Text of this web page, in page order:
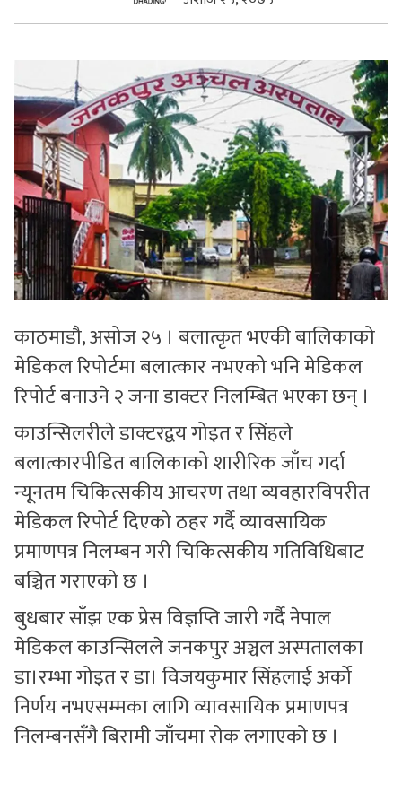
सुचनाहरु
भिडियो
काठमाडौ, असोज २५ । बलात्कृत भएकी बालिकाको
मेडिकल रिपोर्टमा बलात्कार नभएको भनि मेडिकल
रिपोर्ट बनाउने २ जना डाक्टर निलम्बित भएका छन् ।
काउन्सिलरीले डाक्टरद्वय गोइत र सिंहले
बलात्कारपीडित बालिकाको शारीरिक जाँच गर्दा
न्यूनतम चिकित्सकीय आचरण तथा व्यवहारविपरीत
मेडिकल रिपोर्ट दिएको ठहर गर्दै व्यावसायिक
प्रमाणपत्र निलम्बन गरी चिकित्सकीय गतिविधिबाट
बञ्चित गराएको छ ।
बुधबार साँझ एक प्रेस विज्ञप्ति जारी गर्दै नेपाल
मेडिकल काउन्सिलले जनकपुर अञ्चल अस्पतालका
डा।रम्भा गोइत र डा। विजयकुमार सिंहलाई अर्को
निर्णय नभएसम्मका लागि व्यावसायिक प्रमाणपत्र
निलम्बनसँगै बिरामी जाँचमा रोक लगाएको छ ।